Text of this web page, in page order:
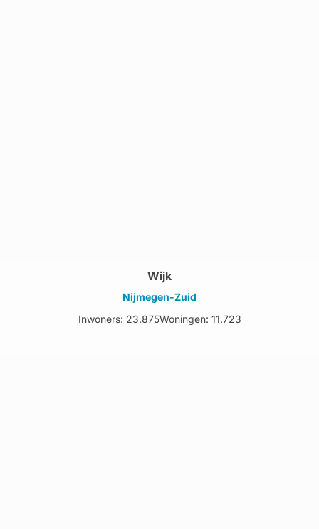
Wijk
Nijmegen-Zuid
Inwoners: 23.875Woningen: 11.723